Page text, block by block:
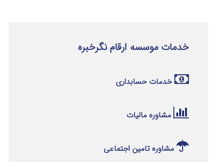
خدمات موسسه ارقام نگرخبره
خدمات حسابداری
مشاوره مالیات
مشاوره تامین اجتماعی